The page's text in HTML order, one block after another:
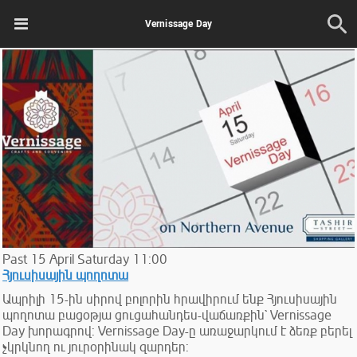
Vernissage Day
Past 15 April Saturday 11:00
Հյուսիսային պողոտա
Ապրիլի 15-ին սիրով բոլորին հրավիրում ենք Հյուսիսային
պողոտա բացօթյա ցուցահանդես-վաճառքին` Vernissage
Day խորագրով: Vernissage Day-ը առաջարկում է ձեռք բերել
չկրկնող ու յուրօրինակ զարդեր: